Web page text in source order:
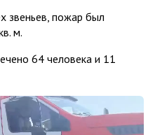
звеньев, пожар был
м.
64 человека и 11